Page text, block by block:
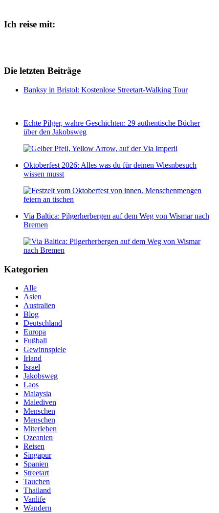
Ich reise mit:
Die letzten Beiträge
Banksy in Bristol: Kostenlose Streetart-Walking Tour
Echte Pilger, wahre Geschichten: 29 authentische Bücher
über den Jakobsweg
Oktoberfest 2026: Alles was du für deinen Wiesnbesuch
wissen musst
Via Baltica: Pilgerherbergen auf dem Weg von Wismar nach
Bremen
Kategorien
Alle
Asien
Australien
Blog
Deutschland
Europa
Fußball
Gewinnspiele
Irland
Israel
Jakobsweg
Laos
Malaysia
Malediven
Menschen
Menschen
Miterleben
Ozeanien
Reisen
Singapur
Spanien
Streetart
Tauchen
Thailand
Vanlife
Wandern